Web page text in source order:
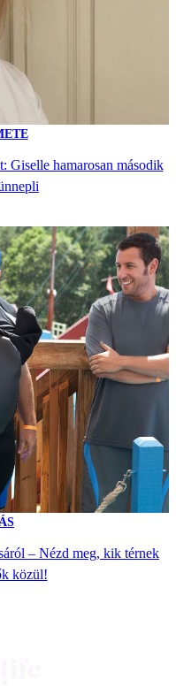
Giselle hamarosan második
– Nézd meg, kik térnek
közül!